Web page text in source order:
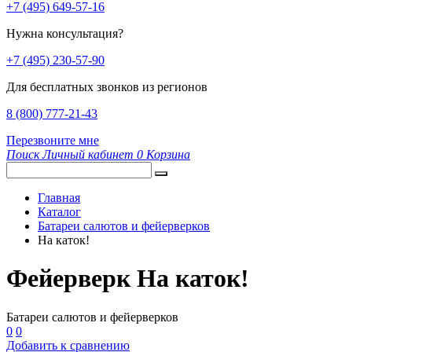
+7 (495) 649-57-16
Нужна консультация?
+7 (495) 230-57-90
Для бесплатных звонков из регионов
8 (800) 777-21-43
Перезвоните мне
Поиск Личный кабинет 0 Корзина
Главная
Каталог
Батареи салютов и фейерверков
На каток!
Фейерверк На каток!
Батареи салютов и фейерверков
0 0
Добавить к сравнению